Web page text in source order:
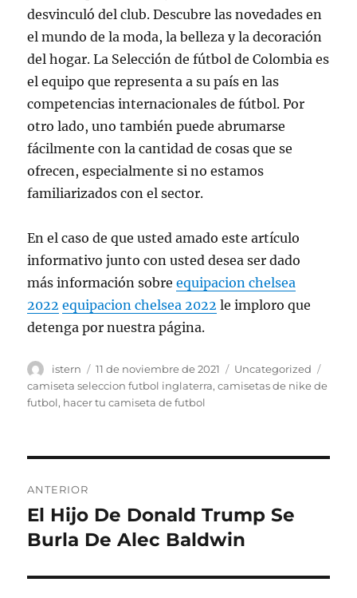
desvinculó del club. Descubre las novedades en
el mundo de la moda, la belleza y la decoración
del hogar. La Selección de fútbol de Colombia es
el equipo que representa a su país en las
competencias internacionales de fútbol. Por
otro lado, uno también puede abrumarse
fácilmente con la cantidad de cosas que se
ofrecen, especialmente si no estamos
familiarizados con el sector.
En el caso de que usted amado este artículo
informativo junto con usted desea ser dado
más información sobreequipacion chelsea
2022 equipacion chelsea 2022 le imploro que
detenga por nuestra página.
Autor
istern
Publicado
el
11 de noviembre de 2021 Categorías
Uncategorized
camiseta seleccion futbol inglaterra,camisetas de nike de
futbol, hacer tu camiseta de futbol
de
entradas
ANTERIOR
Entrada
anterior:
El Hijo De Donald Trump Se
Burla De Alec Baldwin